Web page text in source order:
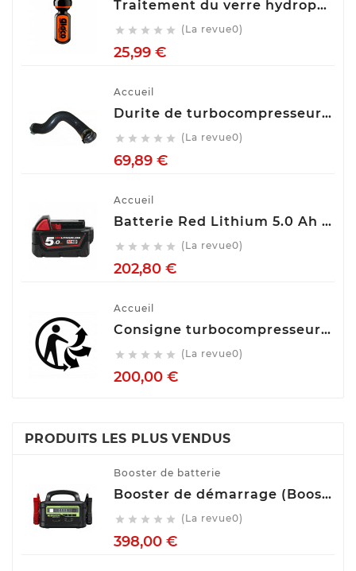
Traitement du verre hydrophobe Soft99 Ultra Glaco, 70 ml 10310
     (La revue0)
25,99 €Prix
Accueil
Durite de turbocompresseur (Durite de turbo) TECH FRANCE M2650
     (La revue0)
69,89 €Prix
Accueil
Batterie Red Lithium 5.0 Ah M18™ M18 B5 Milwaukee 4932430483
     (La revue0)
202,80 €Prix
Accueil
Consigne turbocompresseur echange standart
     (La revue0)
200,00 €Prix
PRODUITS LES PLUS VENDUS
Booster de batterie
Booster de démarrage (Booster de batterie) YESPER MONSTER START P1
     (La revue0)
398,00 €Prix